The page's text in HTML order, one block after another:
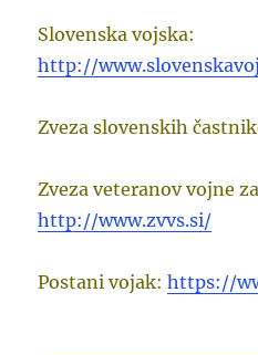
Slovenska vojska:
http://
Zveza slovenskih
Zveza veteranov vojne
http://www.zvvs.si/
Postani vojak:https://